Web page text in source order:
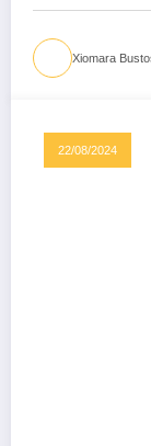
Xiomara
22/08/2024